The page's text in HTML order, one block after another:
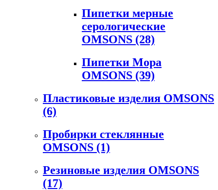
Пипетки мерные
серологические
OMSONS (28)
Пипетки Мора
OMSONS (39)
Пластиковые изделия OMSONS
(6)
Пробирки стеклянные
OMSONS (1)
Резиновые изделия OMSONS
(17)